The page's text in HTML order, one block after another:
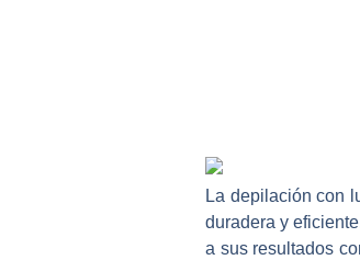
La depilación con
duradera y
a sus resultados